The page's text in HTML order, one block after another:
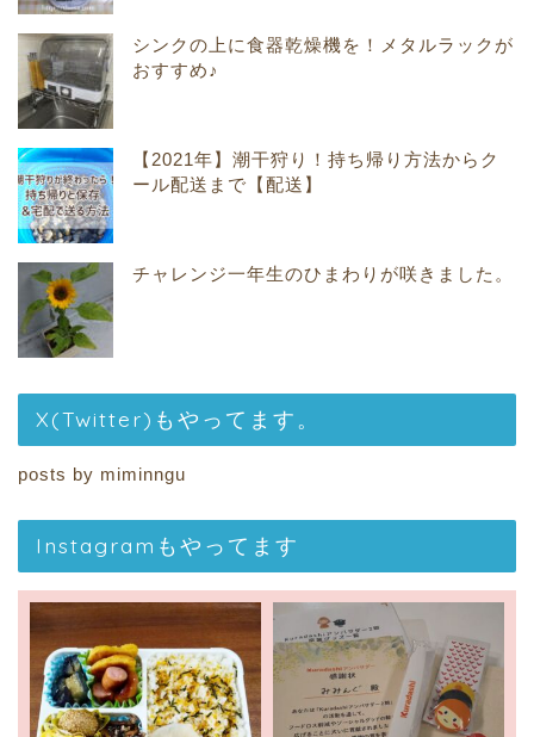
シンクの上に食器乾燥機を！メタルラックが
おすすめ♪
【2021年】潮干狩り！持ち帰り方法からク
ール配送まで【配送】
チャレンジ一年生のひまわりが咲きました。
X(Twitter)もやってます。
posts by miminngu
Instagramもやってます